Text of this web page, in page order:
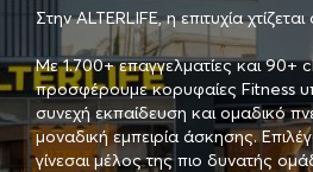
Στην ALTERLIFE, η επιτυχία
Με 1.700+ επαγγελματίες και 90+
προσφέρουμε κορυφαίες Fitness
συνεχή εκπαίδευση και ομαδικό
μοναδική εμπειρία άσκησης.
γίνεσαι μέλος της πιο δυνατής